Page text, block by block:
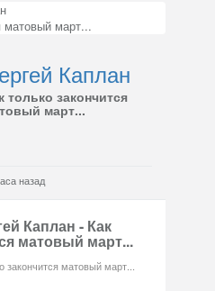
матовый март...
Каплан
только закончится
март...
назад
Каплан - Как
матовый март...
закончится матовый март...